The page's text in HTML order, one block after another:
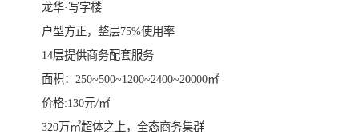
龙华·写字楼
户型方正，整层75%使用率
14层提供商务配套服务
面积：250~500~1200~2400~20000㎡
价格:130元/㎡
320万㎡超体之上，全态商务集群